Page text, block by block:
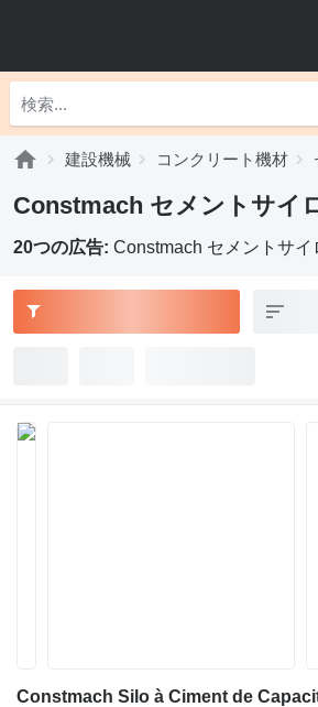
建設機械 コンクリート機材
Constmach セメントサイ
20つの広告: Constmach セメントサイ
Constmach Silo à Ciment de